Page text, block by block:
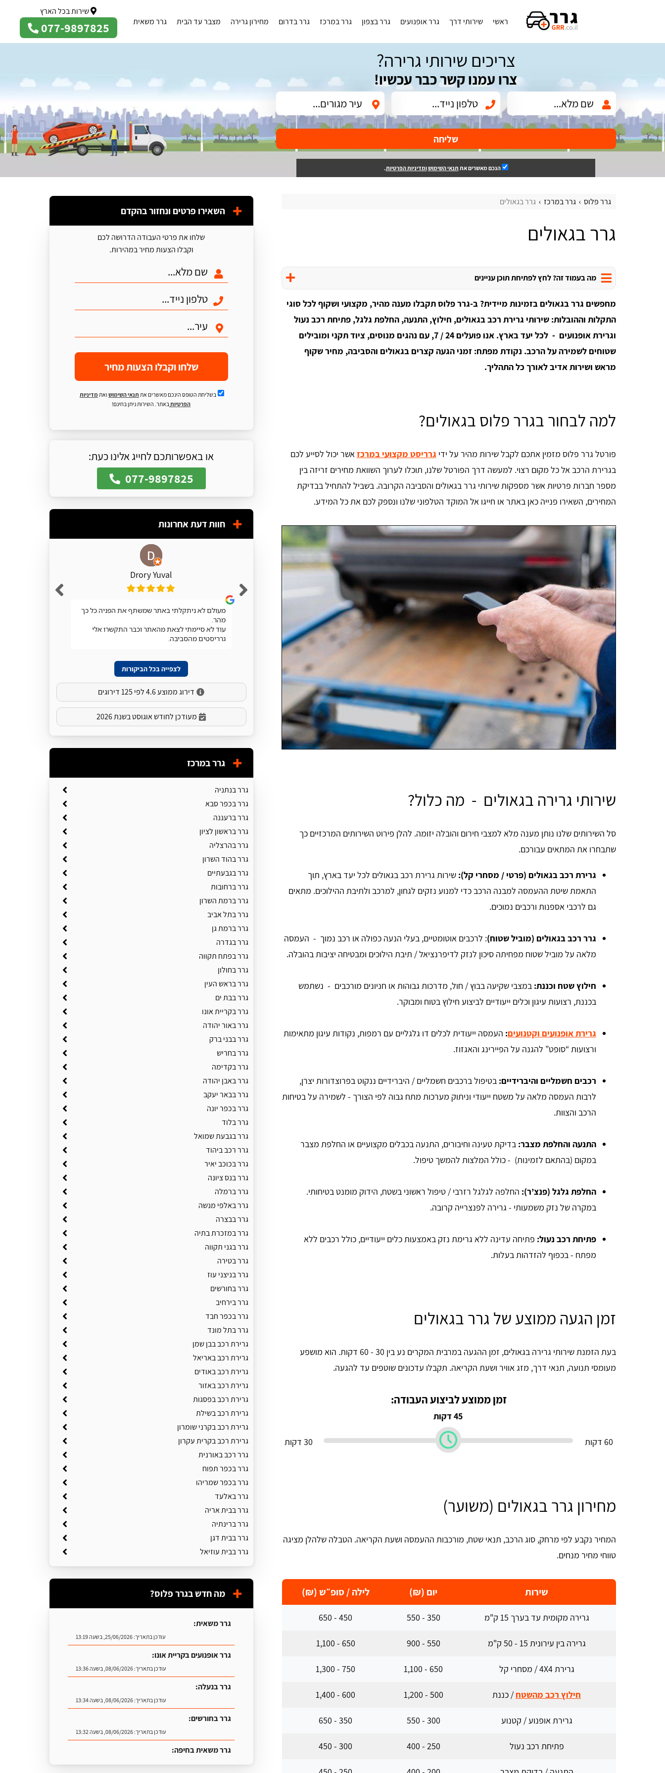
ראשי שירותי דרך גרר אופנועים גרר בצפון גרר במרכז גרר בדרום מחירון גרירה מצבר עד הבית גרר משאית
שירות בכל הארץ
077-9897825
צריכים שירותי גרירה?
צרו עמנו קשר כבר עכשיו!
שליחה
הנכם מאשרים את תנאי השימושומדיניות הפרטיות.
גרר פלוס גרר במרכז גרר בגאולים
גרר בגאולים
מה בעמוד זה? לחץ לפתיחת תוכן עניינים
מחפשים גרר בגאולים בזמינות מיידית? ב-גרר פלוס תקבלו מענה מהיר, מקצועי ושקוף לכל סוגי
התקלות וההובלות: שירותי גרירת רכב בגאולים, חילוץ, התנעה, החלפת גלגל, פתיחת רכב נעול
וגרירת אופנועים - לכל יעד בארץ. אנו פועלים 24 / 7, עם נהגים מנוסים, ציוד תקני ומובילים
שטוחים לשמירה על הרכב. נקודת מפתח: זמני הגעה קצרים בגאולים והסביבה, מחיר שקוף
מראש ושירות אדיב לאורך כל התהליך.
למה לבחור בגרר פלוס בגאולים?
פורטל גרר פלוס מזמין אתכם לקבל שירות מהיר על ידי גרריסט מקצועי במרכזאשר יכול לסייע לכם
בגרירת הרכב אל כל מקום רצוי. למעשה דרך הפורטל שלנו, תוכלו לערוך השוואת מחירים זריזה בין
מספר חברות פרטיות אשר מספקות שירותי גרר בגאולים והסביבה הקרובה. בשביל להתחיל בבדיקת
המחירים, השאירו פנייה כאן באתר או חייגו אל המוקד הטלפוני שלנו ונספק לכם את כל המידע.
שירותי גרירה בגאולים - מה כלול?
סל השירותים שלנו נותן מענה מלא למצבי חירום והובלה יזומה. להלן פירוט השירותים המרכזיים כך
שתבחרו את המתאים עבורכם.
גרירת רכב בגאולים (פרטי / מסחרי קל): שירות גרירת רכב בגאולים לכל יעד בארץ, תוך
התאמת שיטת ההעמסה למבנה הרכב כדי למנוע נזקים לגחון, למרכב ולתיבת ההילוכים. מתאים
גם לרכבי אספנות ורכבים נמוכים.
גרר רכב בגאולים (מוביל שטוח): לרכבים אוטומטיים, בעלי הנעה כפולה או רכב נמוך - העמסה
מלאה על מוביל שטוח מפחיתה סיכון לנזק לדיפרנציאל / תיבת הילוכים ומבטיחה יציבות בהובלה.
חילוץ שטח וכננת:במצבי שקיעה בבוץ / חול, מדרכות גבוהות או חניונים מורכבים - נשתמש
בכננת, רצועות עיגון וכלים ייעודיים לביצוע חילוץ בטוח ומבוקר.
גרירת אופנועים וקטנועים: העמסה ייעודית לכלים דו גלגליים עם רמפות, נקודות עיגון מתאימות
ורצועות “סופט” להגנה על הפיירינג והאגזוז.
רכבים חשמליים והיברידיים: בטיפול ברכבים חשמליים / היברידיים ננקוט בפרוצדורות יצרן,
לרבות העמסה מלאה על משטח ייעודי וניתוק מערכות מתח גבוה לפי הצורך - לשמירה על בטיחות
הרכב והצוות.
התנעה והחלפת מצבר:בדיקת טעינה וחיבורים, התנעה בכבלים מקצועיים או החלפת מצבר
במקום (בהתאם לזמינות) - כולל המלצות להמשך טיפול.
החלפת גלגל (פנצ’ר): החלפה לגלגל רזרבי / טיפול ראשוני בשטח, הידוק מומנט בטיחותי.
במקרה של נזק משמעותי - גרירה לפנצרייה קרובה.
פתיחת רכב נעול: פתיחה עדינה ללא גרימת נזק באמצעות כלים ייעודיים, כולל רכבים ללא
מפתח - בכפוף להזדהות בעלות.
זמן הגעה ממוצע של גרר בגאולים
בעת הזמנת שירותי גרירה בגאולים, זמן ההגעה במרבית המקרים נע בין 30 - 60 דקות. הוא מושפע
מעומסי תנועה, תנאי דרך, מזג אוויר ושעת הקריאה. תקבלו עדכונים שוטפים עד להגעה.
זמן ממוצע לביצוע העבודה:
45 דקות
60 דקות 30 דקות
מחירון גרר בגאולים (משוער)
המחיר נקבע לפי מרחק, סוג הרכב, תנאי שטח, מורכבות ההעמסה ושעת הקריאה. הטבלה שלהלן מציגה
טווחי מחיר מנחים.
שירות יום (₪) לילה / סופ״ש (₪)
גרירה מקומית עד בערך 15 ק"מ 350 - 550
450 - 650
גרירה בין עירונית 15 - 50 ק"מ 550 - 900
650 - 1,100
גרירת 4X4 / מסחרי קל 650 - 1,100
750 - 1,300
חילוץ רכב מהשטח / כננת 500 - 1,200
600 - 1,400
גרירת אופנוע / קטנוע 300 - 550
350 - 650
פתיחת רכב נעול 250 - 400
300 - 450
השאירו פרטים ונחזור בהקדם
שלחו את פרטי העבודה הדרושה לכם
וקבלו הצעות מחיר במהירות.
שלחו וקבלו הצעות מחיר
בשליחת הטופס הינכם מאשרים את תנאי השימושואתמדיניות
הפרטיותבאתר. השירות ניתן בחינם!
או באפשרותכם לחייג אלינו כעת:
077-9897825
חוות דעת אחרונות
Drory Yuval
מעולם לא ניתקלתי באתר שמשתף את הפניה כל כך
מהר.
עוד לא סיימתי לצאת מהאתר וכבר התקשרו אלי
גרריסטים מהסביבה.
Shuky Persky
שרות מעולה. מהיר
אהרון הורוביץ
אחלה שירות תודה על העזרה
לצפייה בכל הביקורות
דירוג ממוצע 4.6 לפי 125 דירוגים
מעודכן לחודש אוגוסט בשנת 2026
גרר במרכז
גרר בנתניה
גרר בכפר סבא
גרר ברעננה
גרר בראשון לציון
גרר בהרצליה
גרר בהוד השרון
גרר בגבעתיים
גרר ברחובות
גרר ברמת השרון
גרר בתל אביב
גרר ברמת גן
גרר בגדרה
גרר בפתח תקווה
גרר בחולון
גרר בראש העין
גרר בבת ים
גרר בקריית אונו
גרר באור יהודה
גרר בבני ברק
גרר בחריש
גרר בקדימה
גרר באבן יהודה
גרר בבאר יעקב
גרר בכפר יונה
גרר בלוד
גרר בגבעת שמואל
גרר רכב ביהוד
גרר בכוכב יאיר
גרר בנס ציונה
גרר ברמלה
גרר באלפי מנשה
גרר בבצרה
גרר במזכרת בתיה
גרר בגני תקווה
גרר בטירה
גרר בניצני עוז
גרר בחורשים
גרר בירחיב
גרר בכפר חבד
גרר בתל מונד
גרירת רכב בבן שמן
גרירת רכב באריאל
גרירת רכב באודים
גרירת רכב באזור
גרירת רכב בפסגות
גרירת רכב בשילת
גרירת רכב בקרני שומרון
גרירת רכב בקרית עקרון
גרר רכב באורנית
גרר בכפר תפוח
גרר בכפר שמריהו
גרר באלעד
גרר בבית אריה
גרר ברינתיה
גרר בבית דגן
גרר בבית עוזיאל
מה חדש בגרר פלוס?
גרר משאית:
עודכן בתאריך:25/06/2026, בשעה 13:19
גרר אופנועים בקריית אונו:
עודכן בתאריך:08/06/2026, בשעה 13:36
גרר בנעלה:
עודכן בתאריך:08/06/2026, בשעה 13:34
גרר בחורשים:
עודכן בתאריך:08/06/2026, בשעה 13:32
גרר משאית בחיפה:
עודכן בתאריך:25/06/2026, בשעה 13:25